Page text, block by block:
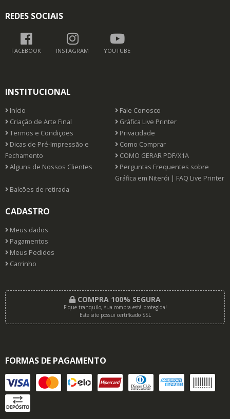
REDES SOCIAIS
FACEBOOK INSTAGRAM YOUTUBE
INSTITUCIONAL
Início
Fale Conosco
Criação de Arte Final
Gráfica Live Printer
Termos e Condições
Privacidade
Dicas de Pré-Impressão e
Fechamento
Como Comprar
COMO GERAR PDF/X1A
Alguns de Nossos Clientes
Perguntas Frequentes sobre
Gráfica em Niterói | FAQ Live Printer
Balcões de retirada
CADASTRO
Meus dados
Pagamentos
Meus Pedidos
Carrinho
COMPRA 100% SEGURA
Fique tranquilo, sua compra está protegida!
Este site possui certificado SSL
FORMAS DE PAGAMENTO